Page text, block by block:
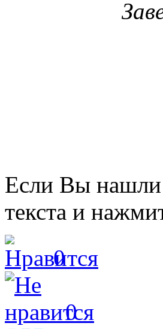
Если Вы нашли
текста и
0
0